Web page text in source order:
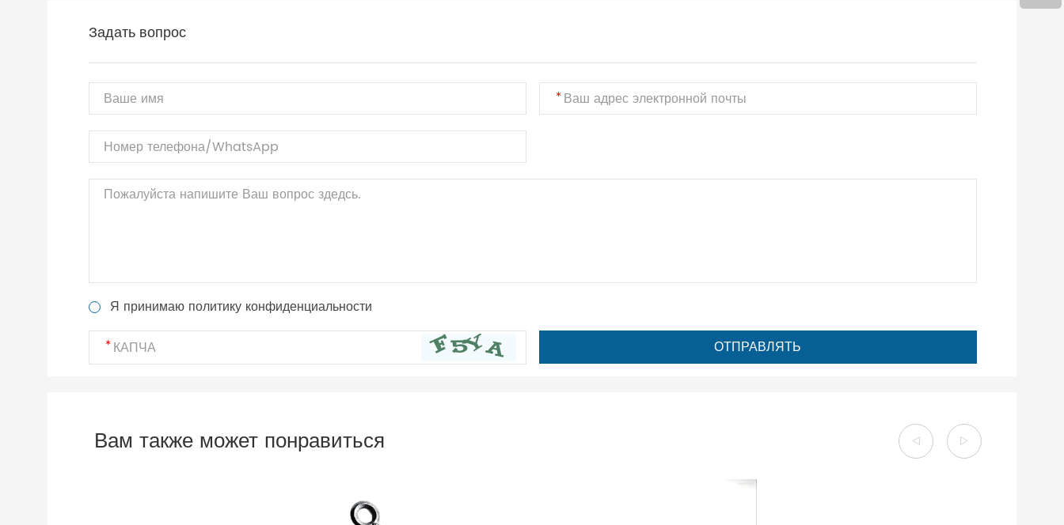
Задать вопрос
Я принимаю политику конфиденциальности
Вам также может понравиться